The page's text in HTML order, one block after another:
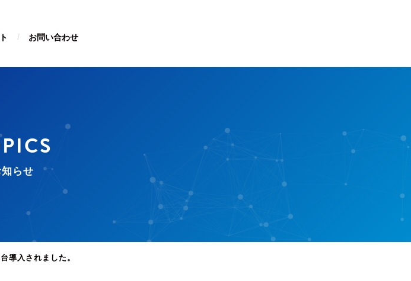
お問い合わせ
知らせ
入されました。